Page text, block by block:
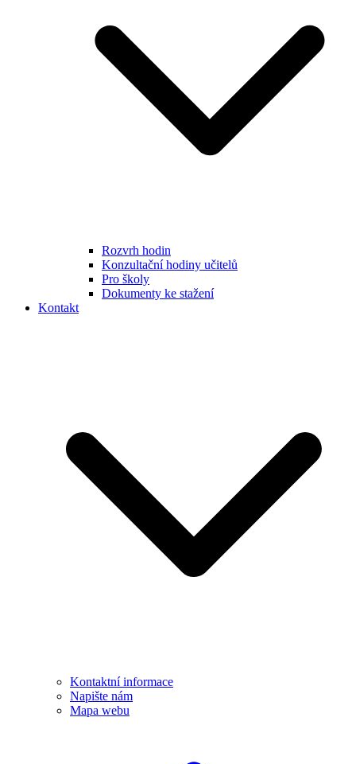
Rozvrh hodin
Konzultační hodiny učitelů
Pro školy
Dokumenty ke stažení
Kontakt
Kontaktní informace
Napište nám
Mapa webu